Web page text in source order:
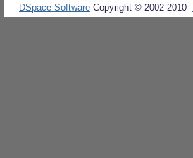
DSpace Software Copyright © 2002-2010